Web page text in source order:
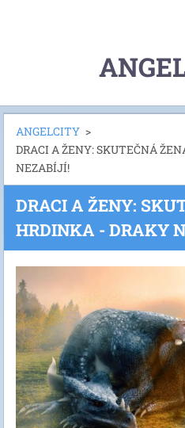
ANGELCITY >
DRACI A ŽENY: SKUTEČNÁ
NEZABÍJÍ!
DRACI A ŽENY:
HRDINKA - DRAKY